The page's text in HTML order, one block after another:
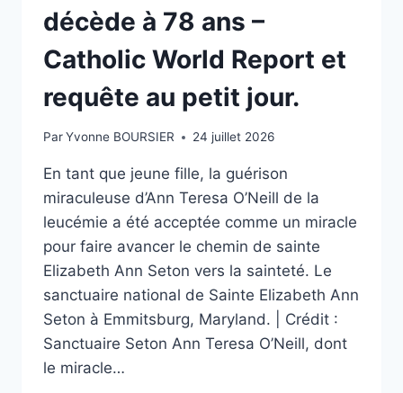
décède à 78 ans –
Catholic World Report et
requête au petit jour.
ParYvonne BOURSIER 24 juillet 2026
En tant que jeune fille, la guérison
miraculeuse d’Ann Teresa O’Neill de la
leucémie a été acceptée comme un miracle
pour faire avancer le chemin de sainte
Elizabeth Ann Seton vers la sainteté. Le
sanctuaire national de Sainte Elizabeth Ann
Seton à Emmitsburg, Maryland. | Crédit :
Sanctuaire Seton Ann Teresa O’Neill, dont
le miracle…